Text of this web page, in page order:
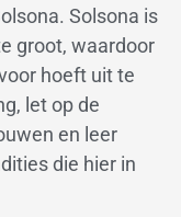
Solsona is
groot, waardoor
hoeft uit te
let op de
en leer
die hier in